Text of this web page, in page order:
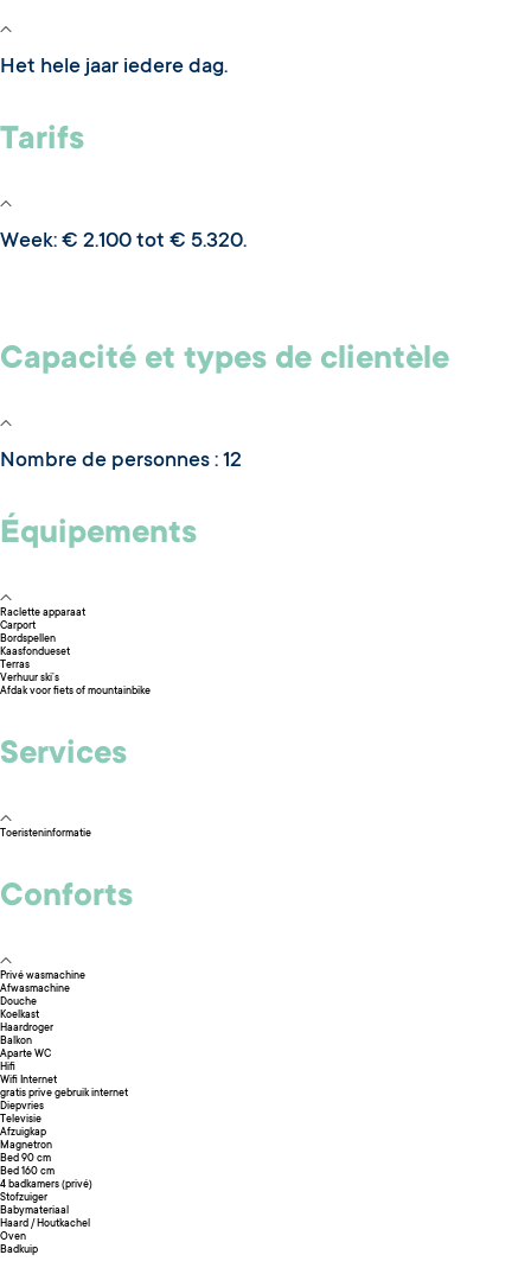
Het hele jaar iedere dag.
Tarifs
Week: € 2.100 tot € 5.320.
Capacité et types de clientèle
Nombre de personnes : 12
Équipements
Raclette apparaat
Carport
Bordspellen
Kaasfondueset
Terras
Verhuur ski’s
Afdak voor fiets of mountainbike
Services
Toeristeninformatie
Conforts
Privé wasmachine
Afwasmachine
Douche
Koelkast
Haardroger
Balkon
Aparte WC
Hifi
Wifi Internet
gratis prive gebruik internet
Diepvries
Televisie
Afzuigkap
Magnetron
Bed 90 cm
Bed 160 cm
4 badkamers (privé)
Stofzuiger
Babymateriaal
Haard / Houtkachel
Oven
Badkuip